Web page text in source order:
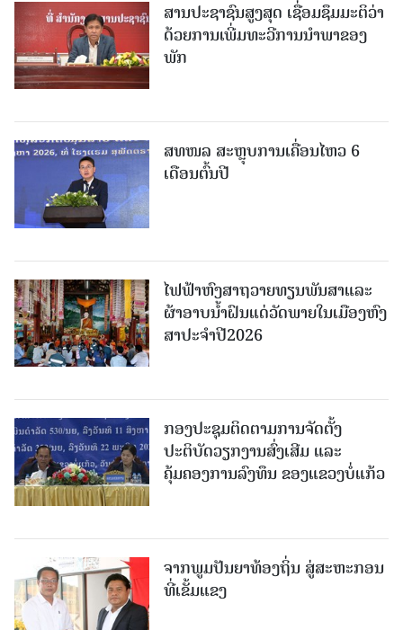
ສານປະຊາຊົນສູງສຸດ ເຊື່ອມຊຶມມະຕິວ່າ
ດ້ວຍການເພີ່ມທະວີການນຳພາຂອງ
ພັກ
ສທໜລ ສະຫຼຸບການເຄື່ອນໄຫວ 6
ເດືອນຕົ້ນປີ
ໄຟຟ້າຫົງສາຖວາຍທຽນພັນສາແລະ
ຜ້າອາບນໍ້າຝົນແດ່ວັດພາຍໃນເມືອງຫົງ
ສາປະຈໍາປີ2026
ກອງປະຊຸມຕິດຕາມການຈັດຕັ້ງ
ປະຕິບັດວຽກງານສົ່ງເສີມ ແລະ
ຄຸ້ມຄອງການລົງທຶນ ຂອງແຂວງບໍ່ແກ້ວ
ຈາກພູມປັນຍາທ້ອງຖິ່ນ ສູ່ສະຫະກອນ
ທີ່ເຂັ້ມແຂງ